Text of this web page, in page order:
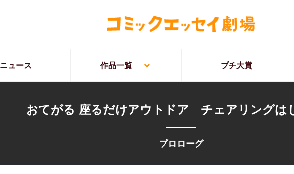
ニュース 作品一覧 プチ大賞
おてがる 座るだけアウトドア チェアリングは
プロローグ